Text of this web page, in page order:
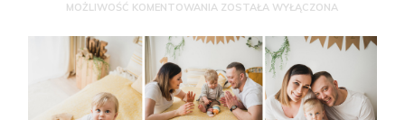
MOŻLIWOŚĆ KOMENTOWANIA ZOSTAŁA WYŁĄCZONA